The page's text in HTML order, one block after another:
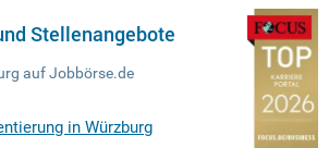
Stellenangebote
auf Jobbörse.de
in Würzburg